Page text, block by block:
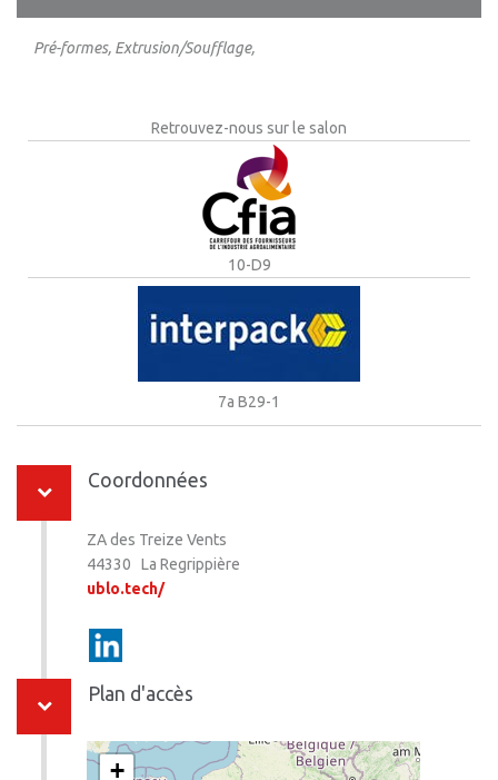
Pré-formes, Extrusion/Soufflage,
Retrouvez-nous sur le salon
10-D9
7a B29-1
Coordonnées
ZA des Treize Vents
44330 La Regrippière
ublo.tech/
Plan d'accès